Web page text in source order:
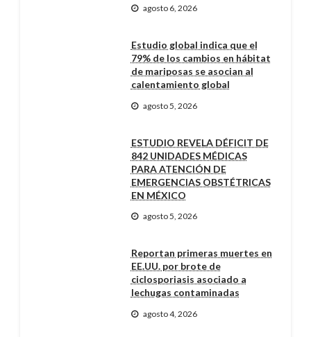
agosto 6, 2026
Estudio global indica que el
79% de los cambios en hábitat
de mariposas se asocian al
calentamiento global
agosto 5, 2026
ESTUDIO REVELA DÉFICIT DE
842 UNIDADES MÉDICAS
PARA ATENCIÓN DE
EMERGENCIAS OBSTÉTRICAS
EN MÉXICO
agosto 5, 2026
Reportan primeras muertes en
EE.UU. por brote de
ciclosporiasis asociado a
lechugas contaminadas
agosto 4, 2026